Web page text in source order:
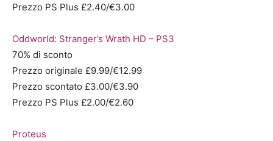
Prezzo PS Plus £2.40/€3.00
Oddworld: Stranger’s Wrath HD – PS3
70% di sconto
Prezzo originale £9.99/€12.99
Prezzo scontato £3.00/€3.90
Prezzo PS Plus £2.00/€2.60
Proteus